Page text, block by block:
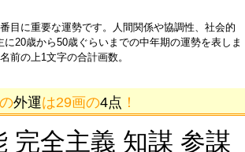
目に重要な運勢です。人間関係や協調性、社会的
20歳から50歳ぐらいまでの中年期の運勢を表しま
前の上1文字の合計画数。
外運は29画の4点 ！
完全主義 知謀 参謀